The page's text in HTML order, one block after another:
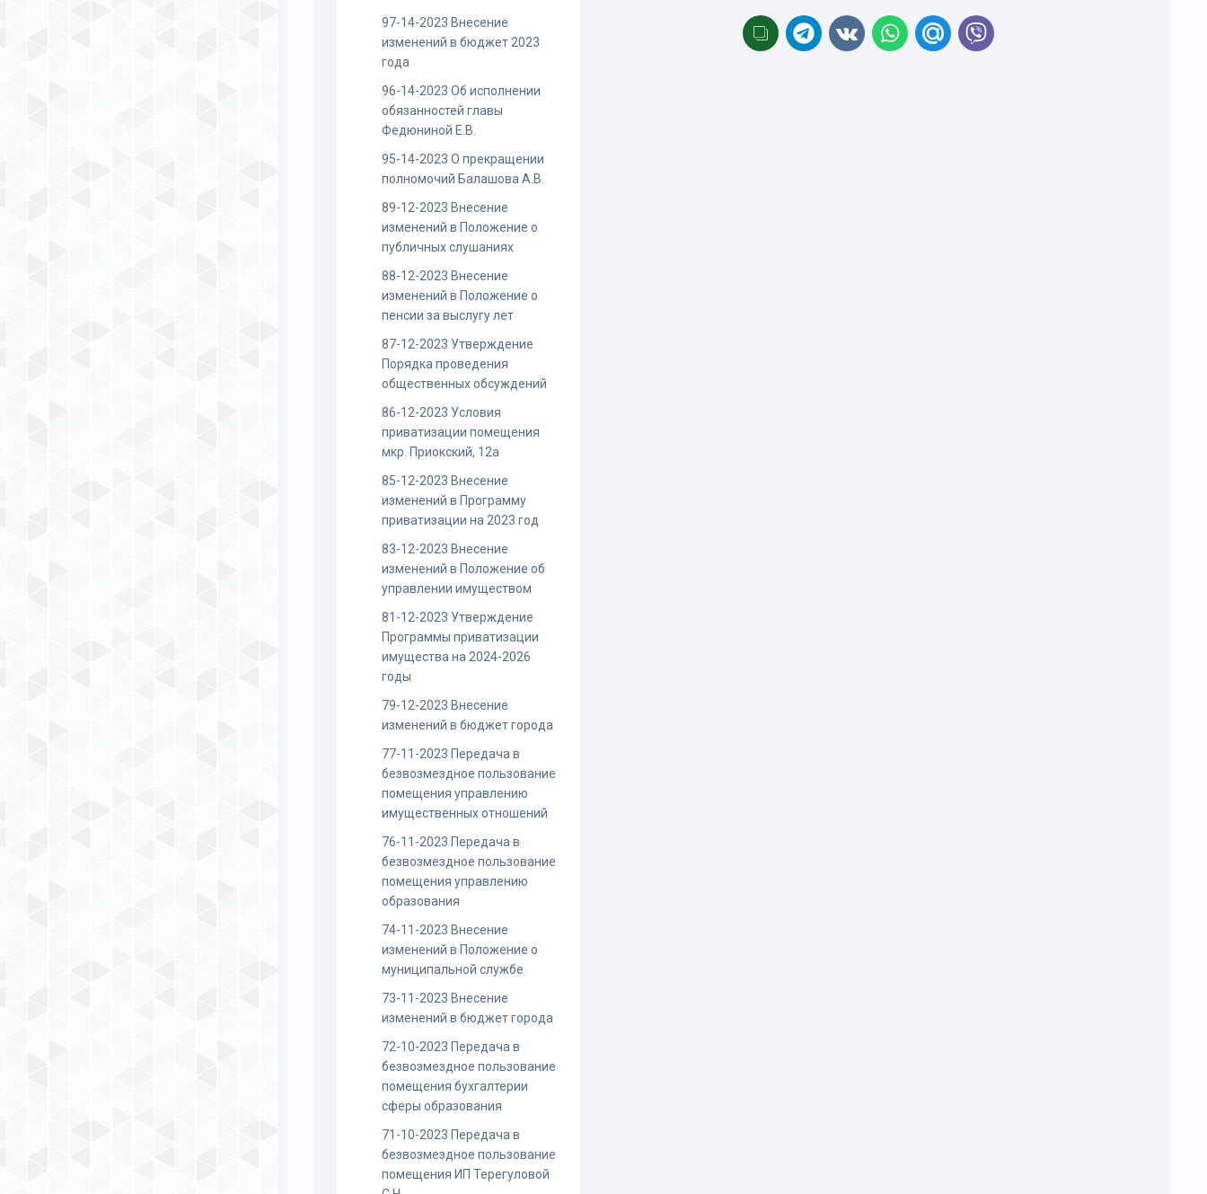
97-14-2023 Внесение
изменений в бюджет 2023
года
96-14-2023 Об исполнении
обязанностей главы
Федюниной Е.В.
95-14-2023 О прекращении
полномочий Балашова А.В.
89-12-2023 Внесение
изменений в Положение о
публичных слушаниях
88-12-2023 Внесение
изменений в Положение о
пенсии за выслугу лет
87-12-2023 Утверждение
Порядка проведения
общественных обсуждений
86-12-2023 Условия
приватизации помещения
мкр. Приокский, 12а
85-12-2023 Внесение
изменений в Программу
приватизации на 2023 год
83-12-2023 Внесение
изменений в Положение об
управлении имуществом
81-12-2023 Утверждение
Программы приватизации
имущества на 2024-2026
годы
79-12-2023 Внесение
изменений в бюджет города
77-11-2023 Передача в
безвозмездное пользование
помещения управлению
имущественных отношений
76-11-2023 Передача в
безвозмездное пользование
помещения управлению
образования
74-11-2023 Внесение
изменений в Положение о
муниципальной службе
73-11-2023 Внесение
изменений в бюджет города
72-10-2023 Передача в
безвозмездное пользование
помещения бухгалтерии
сферы образования
71-10-2023 Передача в
безвозмездное пользование
помещения ИП Терегуловой